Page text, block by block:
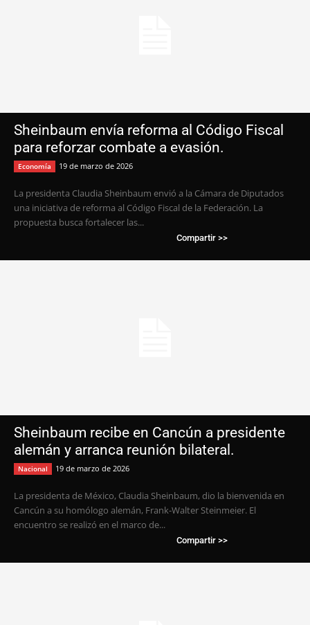
Sheinbaum envía reforma al Código Fiscal
para reforzar combate a evasión.
Economía 19 de marzo de 2026
La presidenta Claudia Sheinbaum envió a la Cámara de Diputados
una iniciativa de reforma al Código Fiscal de la Federación. La
propuesta busca fortalecer las...
Compartir >>
Sheinbaum recibe en Cancún a presidente
alemán y arranca reunión bilateral.
Nacional 19 de marzo de 2026
La presidenta de México, Claudia Sheinbaum, dio la bienvenida en
Cancún a su homólogo alemán, Frank-Walter Steinmeier. El
encuentro se realizó en el marco de...
Compartir >>